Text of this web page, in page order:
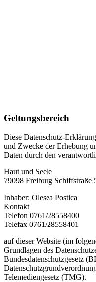
Geltungsbereich
Diese Datenschutz-
und Zwecke der Erhebung
Daten durch den
Haut und Seele
79098 Freiburg Schiffstraße
Inhaber: Olesea Postica
Kontakt
Telefon 0761/28558400
Telefax 0761/28558401
auf dieser Website (im
Grundlagen des
Bundesdatenschutzgesetz
Telemediengesetz (TMG).